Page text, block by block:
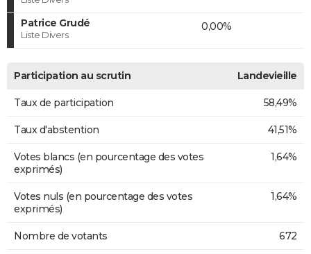
Patrice Grudé
Liste Divers
0,00%
Participation au scrutin Landevieille
Taux de participation 58,49%
Taux d'abstention 41,51%
Votes blancs (en pourcentage des votes
exprimés)
1,64%
Votes nuls (en pourcentage des votes
exprimés)
1,64%
Nombre de votants 672